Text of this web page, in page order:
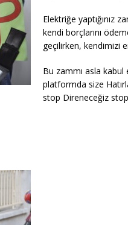
Elektriğe yaptığınız
kendi borçlarını
geçilirken, kendimizi
Bu zammı asla
platformda size
stop Direneceğiz stop